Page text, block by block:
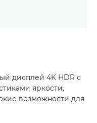
дисплей 4K HDR с
яркости,
возможности для